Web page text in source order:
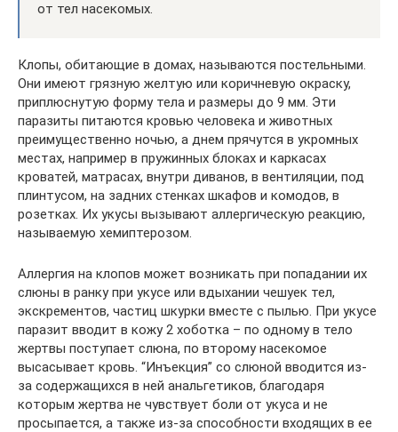
от тел насекомых.
Клопы, обитающие в домах, называются постельными.
Они имеют грязную желтую или коричневую окраску,
приплюснутую форму тела и размеры до 9 мм. Эти
паразиты питаются кровью человека и животных
преимущественно ночью, а днем прячутся в укромных
местах, например в пружинных блоках и каркасах
кроватей, матрасах, внутри диванов, в вентиляции, под
плинтусом, на задних стенках шкафов и комодов, в
розетках. Их укусы вызывают аллергическую реакцию,
называемую хемиптерозом.
Аллергия на клопов может возникать при попадании их
слюны в ранку при укусе или вдыхании чешуек тел,
экскрементов, частиц шкурки вместе с пылью. При укусе
паразит вводит в кожу 2 хоботка – по одному в тело
жертвы поступает слюна, по второму насекомое
высасывает кровь. “Инъекция” со слюной вводится из-
за содержащихся в ней анальгетиков, благодаря
которым жертва не чувствует боли от укуса и не
просыпается, а также из-за способности входящих в ее